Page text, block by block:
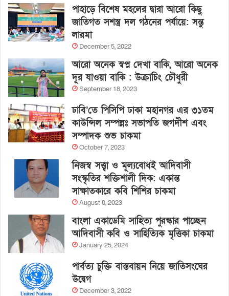
পাহাড়ে বিশেষ মহলের দ্বারা আরো কিছু
জাতিগত সশস্ত্র দল গঠনের পর্যায়ে: সন্তু
লারমা
December 5, 2022
আরো অনেক স্বপ্ন দেখা বাকি, আরো অনেক
দূর যাওয়া বাকি : উক্রাচিং চৌধুরী
September 18, 2023
ঢাবি’তে পিসিপি ঢাকা মহানগর এর ৩১তম
কাউন্সিল সম্পন্নঃ সভাপতি জগদীশ এবং
সম্পাদক শুভ চাকমা
October 7, 2023
নিজস্ব সত্ত্বা ও মূল্যবোধই আদিবাসী
সংস্কৃতির শক্তিশালী দিক: একান্ত
সাক্ষাতকারে কবি শিশির চাকমা
August 8, 2023
বাংলা একাডেমি সাহিত্য পুরস্কার পাচ্ছেন
আদিবাসী কবি ও সাহিত্যিক মৃত্তিকা চাকমা
January 25, 2024
পার্বত্য চুক্তি বাস্তবায়ন নিয়ে জাতিসংঘের
উদ্বেগ
December 3, 2022